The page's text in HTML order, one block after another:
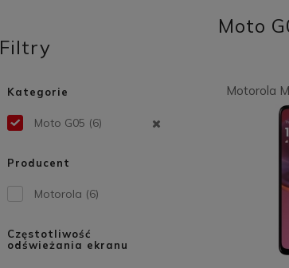
Filtry
Kategorie
Moto G05 (6)
Producent
Motorola (6)
Częstotliwość
odświeżania ekranu
Moto
Motorola